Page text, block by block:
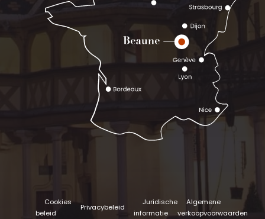
Cookies
beleid
Privacybeleid
Juridische
informatie
Algemene
verkoopvoorwaarden